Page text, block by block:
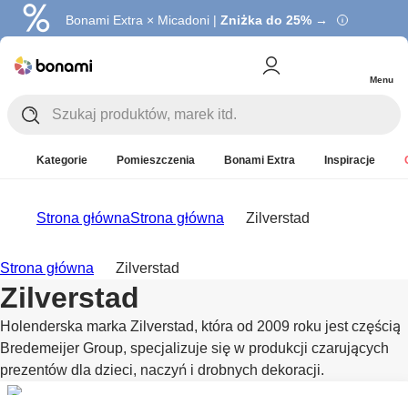
Bonami Extra × Micadoni | Zniżka do 25% →
Menu
Kategorie Pomieszczenia Bonami Extra Inspiracje
Strona głównaStrona główna Zilverstad
Strona główna Zilverstad
Zilverstad
Holenderska marka Zilverstad, która od 2009 roku jest częścią
Bredemeijer Group, specjalizuje się w produkcji czarujących
prezentów dla dzieci, naczyń i drobnych dekoracji.